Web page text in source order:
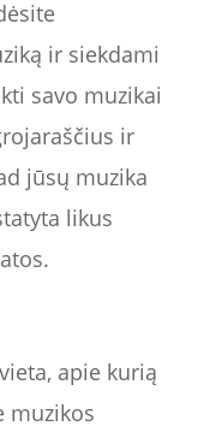
ir siekdami
savo muzikai
ir
jūsų muzika
likus
apie kurią
muzikos